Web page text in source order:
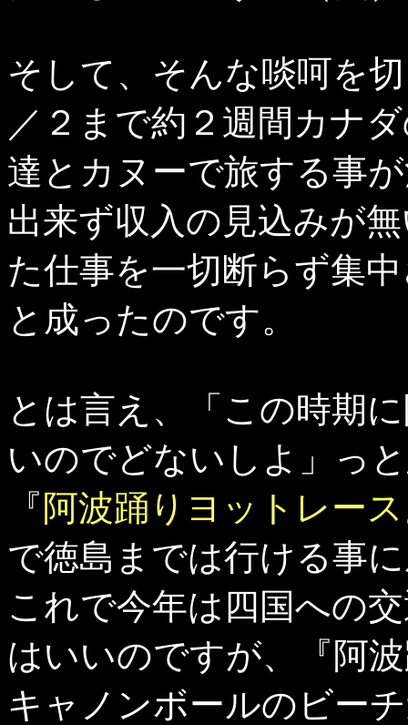
そして、そんな啖呵を
／２まで約２週間カナ
達とカヌーで旅する事
出来ず収入の見込みが
た仕事を一切断らず集
と成ったのです。
とは言え、「この時期
いのでどないしよ」っ
『阿波踊りヨットレース
で徳島までは行ける事
これで今年は四国への
はいいのですが、『阿
キャノンボールのビー